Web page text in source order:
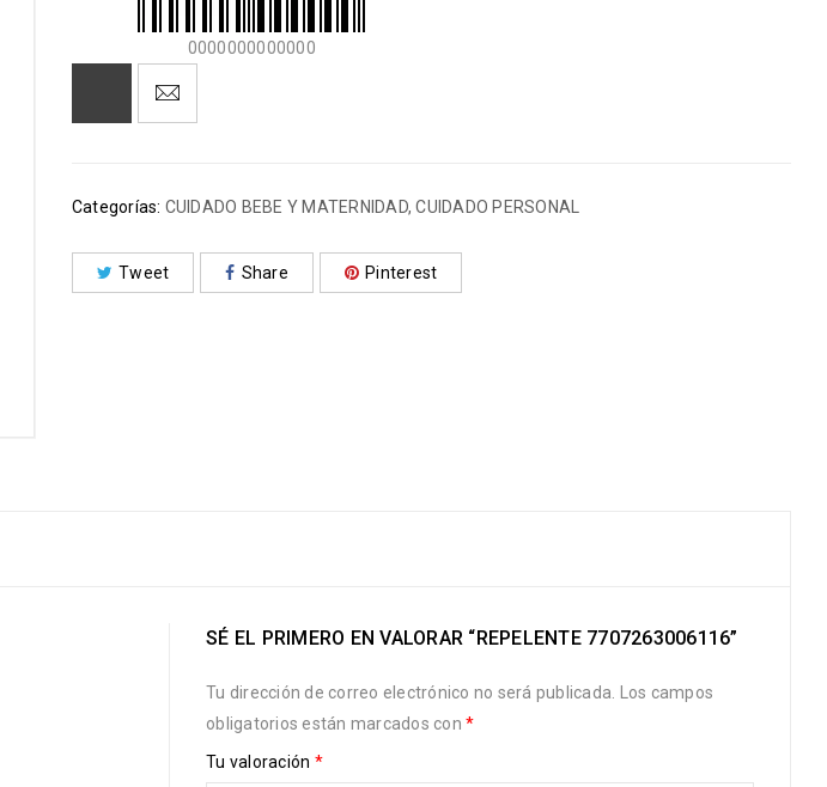
0000000000000
Categorías: CUIDADO BEBE Y MATERNIDAD,CUIDADO PERSONAL
Tweet Share Pinterest
SÉ EL PRIMERO EN VALORAR “REPELENTE 7707263006116”
Tu dirección de correo electrónico no será publicada.
Los campos
obligatorios están marcados con*
Tu valoración *